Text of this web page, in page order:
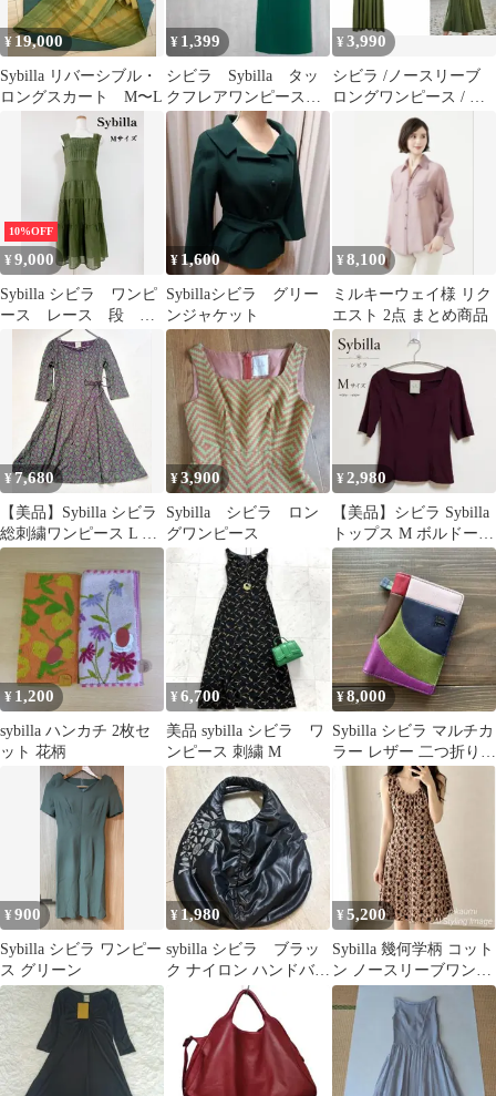
¥ 19,000
Sybilla リバーシブル・
ロングスカート M〜L
¥ 1,399
シビラ Sybilla タッ
クフレアワンピース
半袖 膝丈 グリー
ン サイズM
¥3,990
シビラ /ノースリーブ
ロングワンピース / M
日本製 /洗える
10%OFF
¥9,000
Sybilla シビラ ワンピ
ース レース 段 ノ
ースリーブ
¥ 1,600
Sybillaシビラ グリー
ンジャケット
¥8,100
ミルキーウェイ様 リク
エスト 2点 まとめ商品
¥7,680
【美品】Sybilla シビラ
総刺繍ワンピース L 紫
緑 七分袖 リボン付き
¥3,900
Sybilla シビラ ロン
グワンピース
¥2,980
【美品】シビラ Sybilla
トップス M ボルドー
上品 日本製
¥ 1,200
sybilla ハンカチ 2枚セ
ット 花柄
¥ 6,700
美品 sybilla シビラ ワ
ンピース 刺繍 M
¥8,000
Sybilla シビラ マルチカ
ラー レザー 二つ折り財
¥900
Sybilla シビラ ワンピー
ス グリーン
¥1,980
sybilla シビラ ブラッ
ク ナイロン ハンドバッ
グ エコバッグ
¥ 5,200
Sybilla 幾何学柄 コット
ン ノースリーブワンピ
ース 膝丈 日本製 M